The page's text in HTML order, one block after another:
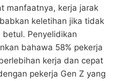
manfaatnya, kerja jarak
keletihan jika tidak
Penyelidikan
bahawa 58% pekerja
kerja dan cepat
pekerja Gen Z yang